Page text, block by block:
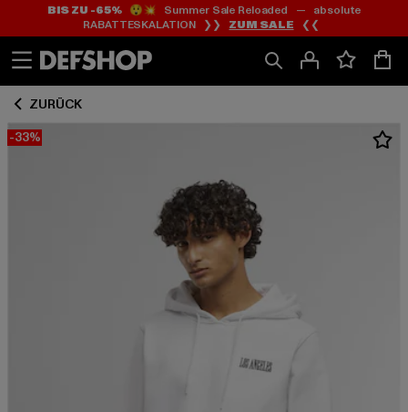
Zum
Inhalt
springen
Zum
Fußzeile
springen
BIS ZU -65%😲💥 Summer Sale Reloaded — absolute
RABATTESKALATION ❯❯ ZUM SALE ❮❮
ZURÜCK
-33%